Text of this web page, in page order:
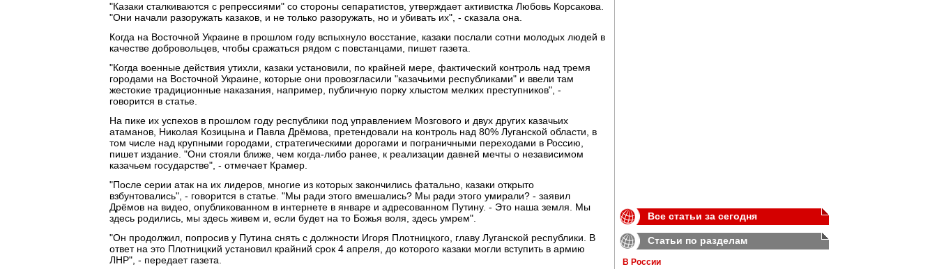
"Казаки сталкиваются с репрессиями" со стороны сепаратистов, утверждает активистка Любовь Корсакова.
"Они начали разоружать казаков, и не только разоружать, но и убивать их", - сказала она.
Когда на Восточной Украине в прошлом году вспыхнуло восстание, казаки послали сотни молодых людей в
качестве добровольцев, чтобы сражаться рядом с повстанцами, пишет газета.
"Когда военные действия утихли, казаки установили, по крайней мере, фактический контроль над тремя
городами на Восточной Украине, которые они провозгласили "казачьими республиками" и ввели там
жестокие традиционные наказания, например, публичную порку хлыстом мелких преступников", -
говорится в статье.
На пике их успехов в прошлом году республики под управлением Мозгового и двух других казачьих
атаманов, Николая Козицына и Павла Дрёмова, претендовали на контроль над 80% Луганской области, в
том числе над крупными городами, стратегическими дорогами и пограничными переходами в Россию,
пишет издание. "Они стояли ближе, чем когда-либо ранее, к реализации давней мечты о независимом
казачьем государстве", - отмечает Крамер.
"После серии атак на их лидеров, многие из которых закончились фатально, казаки открыто
взбунтовались", - говорится в статье. "Мы ради этого вмешались? Мы ради этого умирали? - заявил
Дрёмов на видео, опубликованном в интернете в январе и адресованном Путину. - Это наша земля. Мы
здесь родились, мы здесь живем и, если будет на то Божья воля, здесь умрем".
"Он продолжил, попросив у Путина снять с должности Игоря Плотницкого, главу Луганской республики. В
ответ на это Плотницкий установил крайний срок 4 апреля, до которого казаки могли вступить в армию
ЛНР", - передает газета.
Все статьи за сегодня
Статьи по разделам
В России